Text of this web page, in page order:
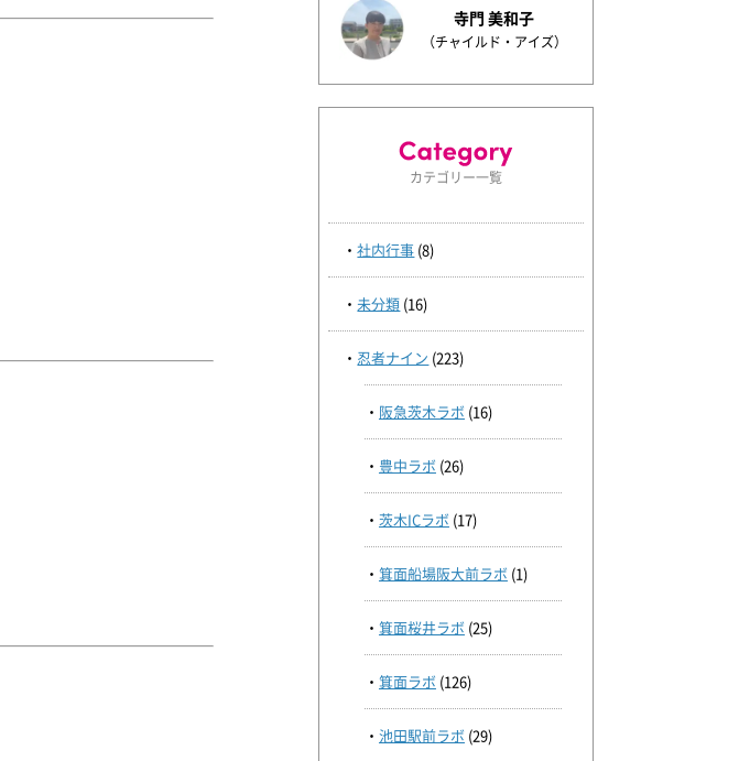
寺門 美和子
（チャイルド・アイズ）
カテゴリー一覧
社内行事 (8)
未分類 (16)
忍者ナイン (223)
阪急茨木ラボ (16)
豊中ラボ (26)
茨木ICラボ (17)
箕面船場阪大前ラボ (1)
箕面桜井ラボ (25)
箕面ラボ (126)
池田駅前ラボ (29)